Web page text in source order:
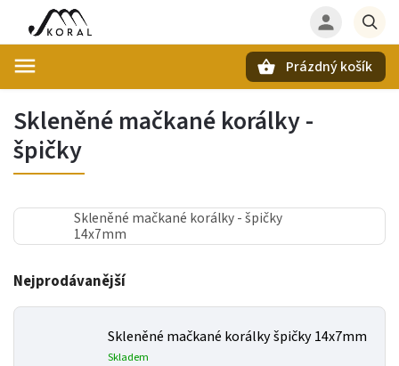
Prázdný košík
Skleněné mačkané korálky -
špičky
Skleněné mačkané korálky - špičky
14x7mm
Nejprodávanější
Skleněné mačkané korálky špičky 14x7mm
Skladem